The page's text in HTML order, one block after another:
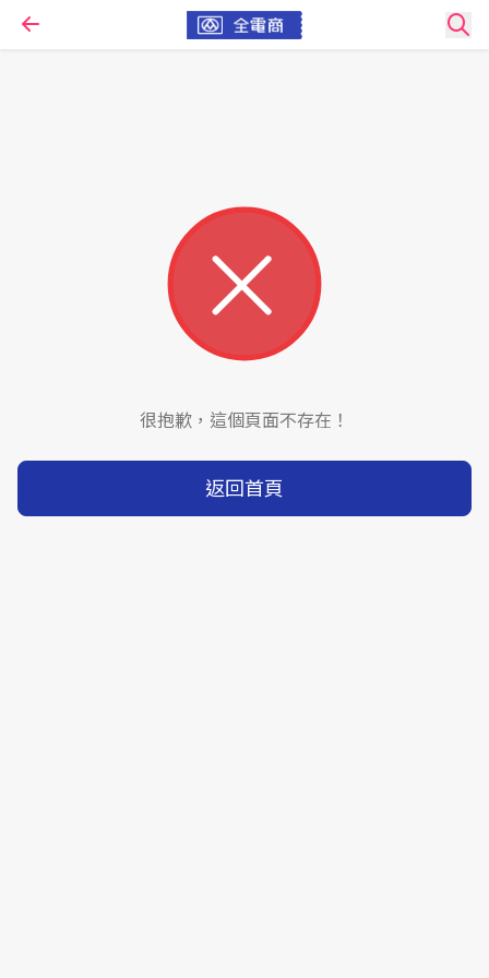
很抱歉，這個頁面不存在！
返回首頁